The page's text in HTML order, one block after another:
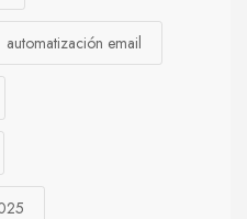
automatización email